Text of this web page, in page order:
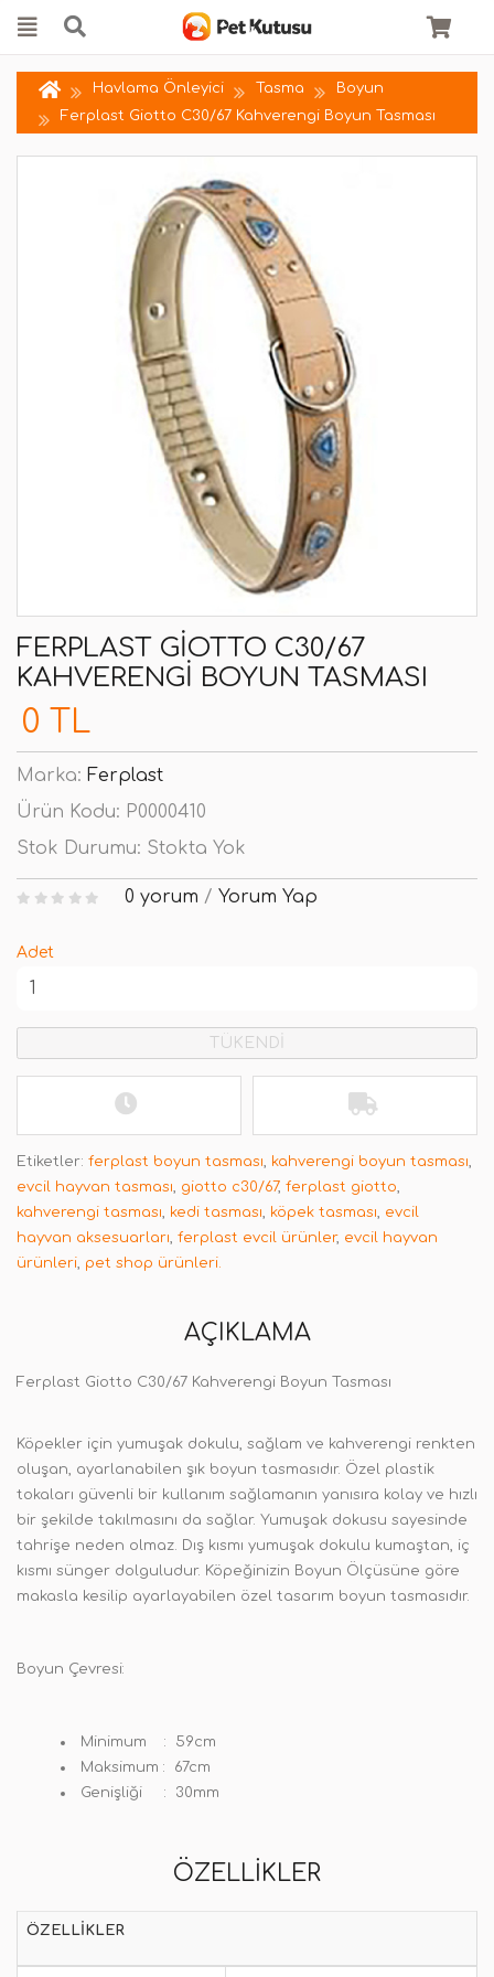
Havlama Önleyici Tasma
Boyun
Ferplast Giotto C30/67 Kahverengi Boyun Tasması
FERPLAST GIOTTO C30/67
KAHVERENGI BOYUN TASMASI
0 TL
Marka: Ferplast
Ürün Kodu: P0000410
Stok Durumu: Stokta Yok
0 yorum / Yorum Yap
Adet
TÜKENDİ
Etiketler: ferplast boyun tasması, kahverengi boyun tasması,
evcil hayvan tasması, giotto c30/67, ferplast giotto,
kahverengi tasması, kedi tasması, köpek tasması, evcil
hayvan aksesuarları, ferplast evcil ürünler, evcil hayvan
ürünleri, pet shop ürünleri.
AÇIKLAMA
Ferplast Giotto C30/67 Kahverengi Boyun Tasması
Köpekler için yumuşak dokulu, sağlam ve kahverengi renkten
oluşan, ayarlanabilen şık boyun tasmasıdır. Özel plastik
tokaları güvenli bir kullanım sağlamanın yanısıra kolay ve hızlı
bir şekilde takılmasını da sağlar. Yumuşak dokusu sayesinde
tahrişe neden olmaz. Dış kısmı yumuşak dokulu kumaştan, iç
kısmı sünger dolguludur. Köpeğinizin Boyun Ölçüsüne göre
makasla kesilip ayarlayabilen özel tasarım boyun tasmasıdır.
Boyun Çevresi:
Minimum : 59cm
Maksimum : 67cm
Genişliği : 30mm
ÖZELLIKLER
ÖZELLIKLER